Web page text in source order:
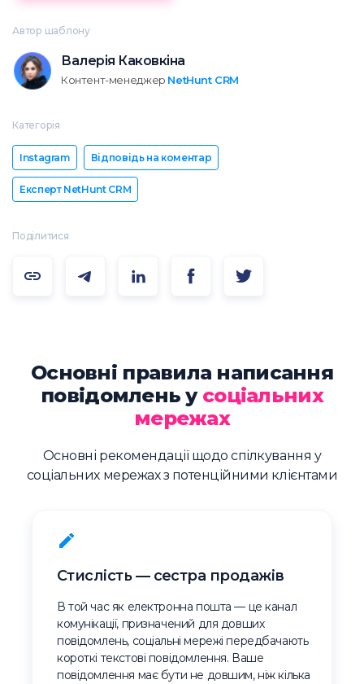
Автор шаблону
Валерія Каковкіна
Контент-менеджер NetHunt CRM
Категорія
Instagram Відповідь на коментар
Експерт NetHunt CRM
Поділитися
Основні правила написання
повідомлень у соціальних
мережах
Основні рекомендації щодо спілкування у
соціальних мережах з потенційними клієнтами
Стислість — сестра продажів
В той час як електронна пошта — це канал
комунікації, призначений для довших
повідомлень, соціальні мережі передбачають
короткі текстові повідомлення. Ваше
повідомлення має бути не довшим, ніж кілька